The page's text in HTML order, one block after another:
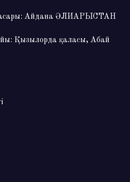
Айдана ӘЛИАРЫСТАН
Қызылорда қаласы, Абай